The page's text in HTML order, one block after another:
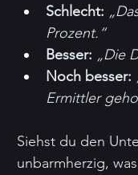
Schlecht:
Prozent.“
Besser: „Die
Noch besser:
Ermittler
Siehst du den
unbarmherzig,